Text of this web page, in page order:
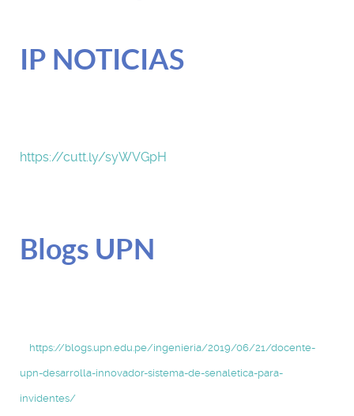
IP NOTICIAS
https://cutt.ly/syWVGpH
Blogs UPN
https://blogs.upn.edu.pe/ingenieria/2019/06/21/docente-
upn-desarrolla-innovador-sistema-de-senaletica-para-
invidentes/